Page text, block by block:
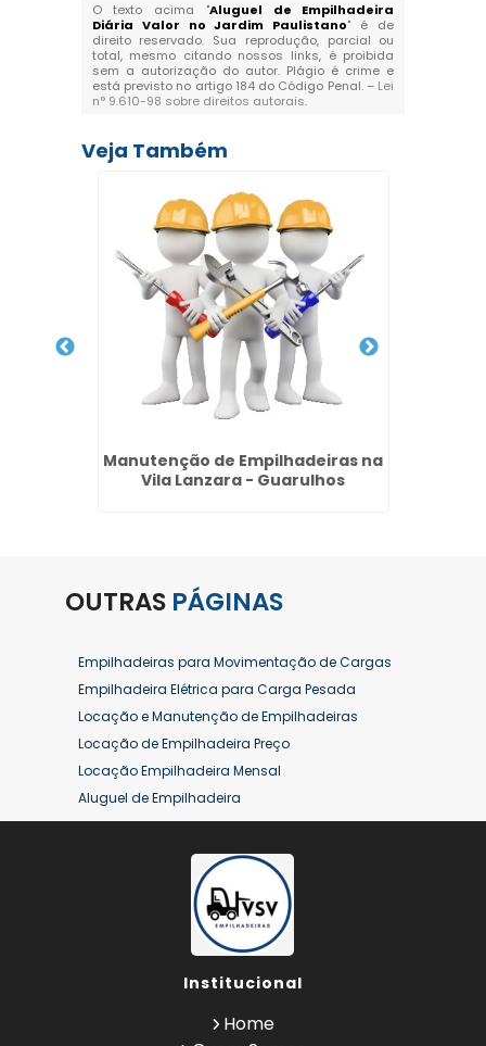
O texto acima "Aluguel de Empilhadeira
Diária Valor no Jardim Paulistano" é de
direito reservado. Sua reprodução, parcial ou
total, mesmo citando nossos links, é proibida
sem a autorização do autor. Plágio é crime e
está previsto no artigo 184 do Código Penal. – Lei
n° 9.610-98 sobre direitos autorais.
Veja Também
Manutenção de Empilhadeiras na
Vila Lanzara - Guarulhos
OUTRAS PÁGINAS
Empilhadeiras para Movimentação de Cargas
Empilhadeira Elétrica para Carga Pesada
Locação e Manutenção de Empilhadeiras
Locação de Empilhadeira Preço
Locação Empilhadeira Mensal
Aluguel de Empilhadeira
Aluguel de Empilhadeira a Combustão
Aluguel de Empilhadeira Diária Valor
Aluguel de Empilhadeira Elétrica
Aluguel de Empilhadeira Elétrica Preço
Aluguel de Empilhadeira Mensal
Aluguel de Empilhadeira Preço
Aluguel de Empilhadeira Valor
Aluguel de Empilhadeiras Eletricas
Conserto de Empilhadeira
Institucional
Home